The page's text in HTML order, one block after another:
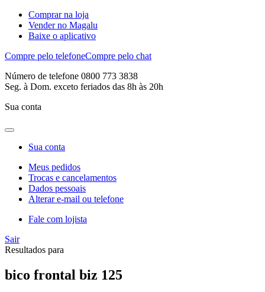
Comprar na loja
Vender no Magalu
Baixe o aplicativo
Compre pelo telefoneCompre pelo chat
Número de telefone 0800 773 3838
Seg. à Dom. exceto feriados das 8h às 20h
Sua conta
Sua conta
Meus pedidos
Trocas e cancelamentos
Dados pessoais
Alterar e-mail ou telefone
Fale com lojista
Sair
Resultados para
bico frontal biz 125